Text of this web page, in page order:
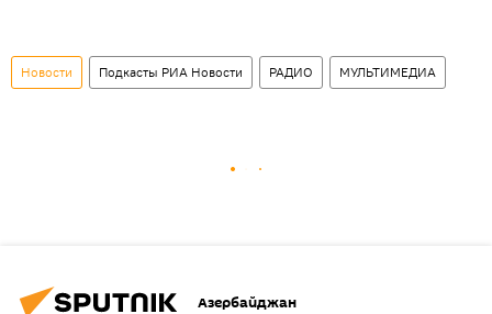
Новости Подкасты РИА Новости РАДИО МУЛЬТИМЕДИА
Азербайджан